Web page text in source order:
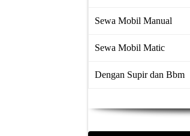
Sewa Mobil Manual
Sewa Mobil Matic
Dengan Supir dan Bbm